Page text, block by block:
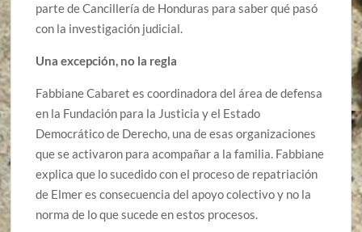
parte de Cancillería de Honduras para saber qué pasó
con la investigación judicial.
Una excepción, no la regla
Fabbiane Cabaret es coordinadora del área de defensa
en la Fundación para la Justicia y el Estado
Democrático de Derecho, una de esas organizaciones
que se activaron para acompañar a la familia. Fabbiane
explica que lo sucedido con el proceso de repatriación
de Elmer es consecuencia del apoyo colectivo y no la
norma de lo que sucede en estos procesos.